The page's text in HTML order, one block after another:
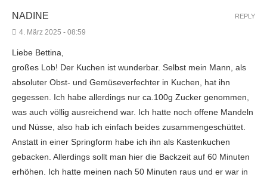
NADINE
4. März 2025 - 08:59
Liebe Bettina,
großes Lob! Der Kuchen ist wunderbar. Selbst mein Mann, als
absoluter Obst- und Gemüseverfechter in Kuchen, hat ihn
gegessen. Ich habe allerdings nur ca.100g Zucker genommen,
was auch völlig ausreichend war. Ich hatte noch offene Mandeln
und Nüsse, also hab ich einfach beides zusammengeschüttet.
Anstatt in einer Springform habe ich ihn als Kastenkuchen
gebacken. Allerdings sollt man hier die Backzeit auf 60 Minuten
erhöhen. Ich hatte meinen nach 50 Minuten raus und er war in
REPLY